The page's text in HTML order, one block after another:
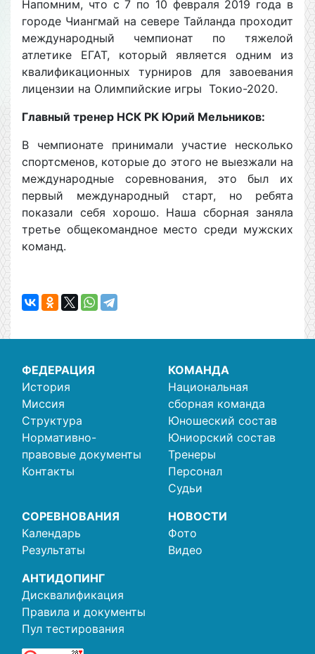
Напомним, что с 7 по 10 февраля 2019 года в
городе Чиангмай на севере Тайланда проходит
международный чемпионат по тяжелой
атлетике ЕГАТ, который является одним из
квалификационных турниров для завоевания
лицензии на Олимпийские игры Токио-2020.
Главный тренер НСК РК Юрий Мельников:
В чемпионате принимали участие несколько
спортсменов, которые до этого не выезжали на
международные соревнования, это был их
первый международный старт, но ребята
показали себя хорошо. Наша сборная заняла
третье общекомандное место среди мужских
команд.
ФЕДЕРАЦИЯ
История
Миссия
Структура
Нормативно-
правовые документы
Контакты
КОМАНДА
Национальная
сборная команда
Юношеский состав
Юниорский состав
Тренеры
Персонал
Судьи
СОРЕВНОВАНИЯ
Календарь
Результаты
НОВОСТИ
Фото
Видео
АНТИДОПИНГ
Дисквалификация
Правила и документы
Пул тестирования